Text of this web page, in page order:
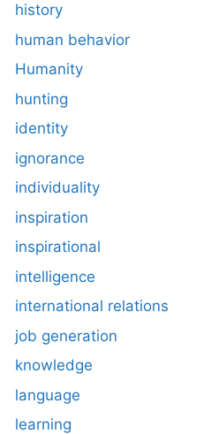
history
human behavior
Humanity
hunting
identity
ignorance
individuality
inspiration
inspirational
intelligence
international relations
job generation
knowledge
language
learning